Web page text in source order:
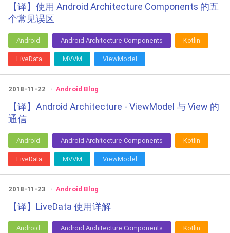
【译】使用 Android Architecture Components 的五
个常见误区
Android Android Architecture Components Kotlin
LiveData MVVM ViewModel
2018-11-22 Android Blog
【译】Android Architecture - ViewModel 与 View 的
通信
Android Android Architecture Components Kotlin
LiveData MVVM ViewModel
2018-11-23 Android Blog
【译】LiveData 使用详解
Android Android Architecture Components Kotlin